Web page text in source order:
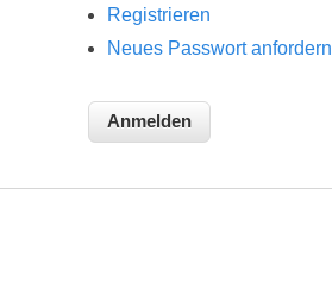
Registrieren
Neues Passwort anfordern